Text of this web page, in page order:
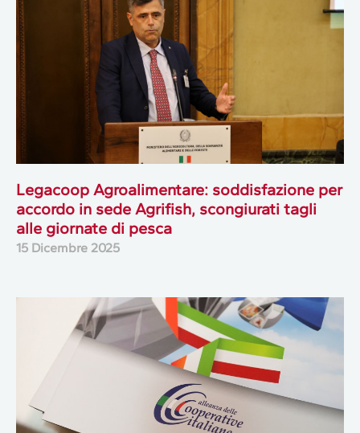
Legacoop Agroalimentare: soddisfazione per
accordo in sede Agrifish, scongiurati tagli
alle giornate di pesca
15 Dicembre 2025